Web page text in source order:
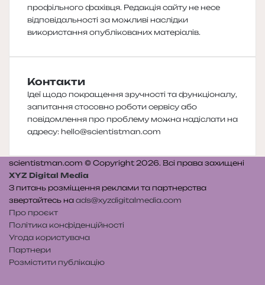
профільного фахівця. Редакція сайту не несе
відповідальності за можливі наслідки
використання опублікованих матеріалів.
Контакти
Ідеї щодо покращення зручності та функціоналу,
запитання стосовно роботи сервісу або
повідомлення про проблему можна надіслати на
адресу: hello@scientistman.com
scientistman.com © Copyright 2026. Всі права захищені
XYZ Digital Media
З питань розміщення реклами та партнерства
звертайтесь на ads@xyzdigitalmedia.com
Про проєкт
Політика конфіденційності
Угода користувача
Партнери
Розмістити публікацію